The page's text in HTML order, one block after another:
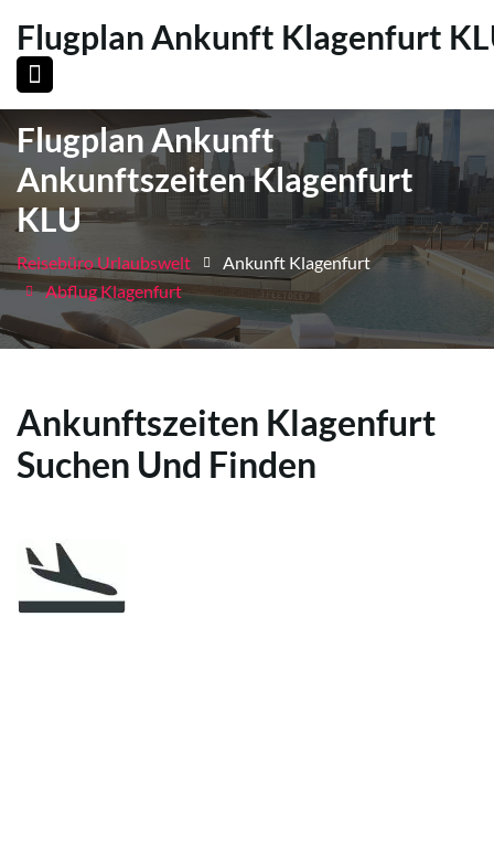
Flugplan Ankunft Klagenfurt
Flugplan Ankunft
Ankunftszeiten Klagenfurt
KLU
Reisebüro Urlaubswelt
Ankunft Klagenfurt
Abflug Klagenfurt
Ankunftszeiten Klagenfurt
Suchen Und Finden